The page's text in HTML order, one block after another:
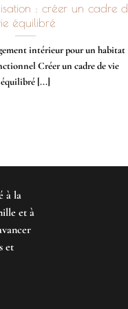
: créer un cadre
équilibré
intérieur pour un habitat
Créer un cadre de vie
équilibré [...]
à la
et à
et